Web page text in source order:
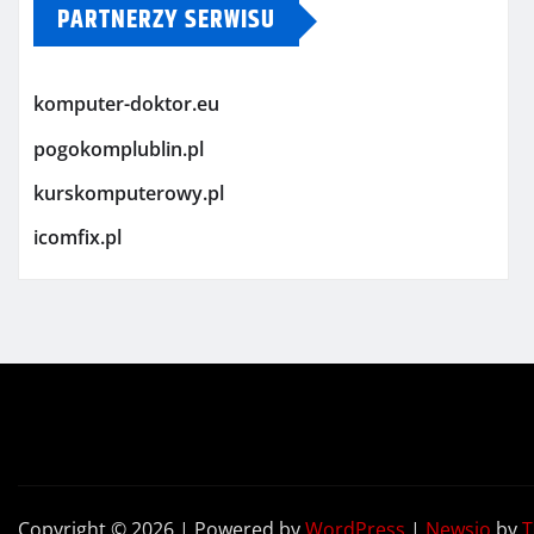
PARTNERZY SERWISU
komputer-doktor.eu
pogokomplublin.pl
kurskomputerowy.pl
icomfix.pl